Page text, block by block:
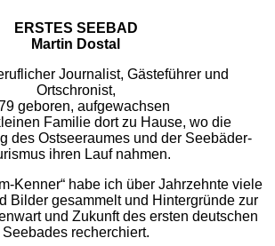
ERSTES SEEBAD
Martin Dostal
Journalist, Gästeführer und
Ortschronist,
geboren, aufgewachsen
Familie dort zu Hause, wo die
des Ostseeraumes und der Seebäder-
ihren Lauf nahmen.
Kenner“ habe ich über Jahrzehnte viele
Bilder gesammelt und Hintergründe zur
und Zukunft des ersten deutschen
Seebades recherchiert.